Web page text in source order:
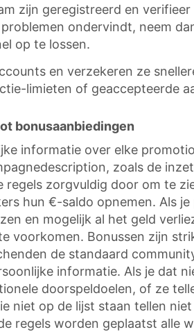
zijn geregistreerd en
ondervindt, neem
op te lossen.
en verzekeren ze
limieten of geaccepteerde
bonusaanbiedingen
informatie over elke
zoals de
zorgvuldig door om te
hun €-saldo opnemen. Als
en mogelijk al het geld
Bonussen zijn
de standaard
informatie. Als je dat
doorspeldoelen, of ze
niet op de lijst staan tellen
regels worden geplaatst alle